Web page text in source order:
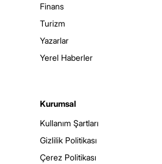
Finans
Turizm
Yazarlar
Yerel Haberler
Kurumsal
Kullanım Şartları
Gizlilik Politikası
Çerez Politikası